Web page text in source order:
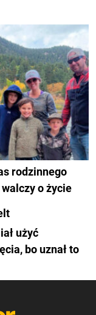
rodzinnego
o życie
użyć
bo uznał to